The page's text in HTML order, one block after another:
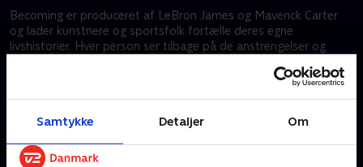
Samtykke Detaljer Om
Becoming er produceret af LeBron James og Maverick Carter
og lader kunstnere og sportsfolk fortælle deres egne
livshistorier. Hver person ser tilbage på de anstrengelser og
venner deler deres historier, der fremhæver personernes
Kræver tilkøb